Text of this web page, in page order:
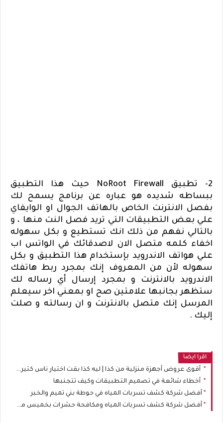
2- تطبيق NoRoot Firewall
حيث هذا التطبيق
ببساطه شديده هو عباره عن برنامج يسمح لك
بفصل الانترنت الخاص بالهاتف الجوال او الوايفاي
علي بعض التطبيقات التي تريد فصل النت منها ، و
بالتالي نفهم من ذلك انك تستطيع و بكل سهوله
اخفاء كلمه متصل الان لاصدقائك في الواتس اب
علي هواتف الاندرويد بإستخدام هذا التطبيق و بكل
سهوله لأن من المعروف إنك بمجرد ربط هاتفك
الاندرويد بالانترنت و بمجرد إرسال أي رساله لك
ستظهر بجانبها علامتين صح او بمعني اخر سيعلم
المرسل إنك متصل بالانترنت و ان رسالته و صلت
إليك .
اقرا ايضا
أقوى عروض أجهزة منزلية من كذا | ليه كذا بقت اختيار ناس كتير عند شراء الموبايلات والأجهزة المنزلية؟
أخطاء شائعة في تصميم التطبيقات وكيف تتجنبها
أفضل شركة كشف تسربات المياه في حوطة بني تميم والخبر
أفضل شركة كشف تسربات المياه ومكافحة حشرات بخميس مشيط: حلان أساسيان لحماية المنزل